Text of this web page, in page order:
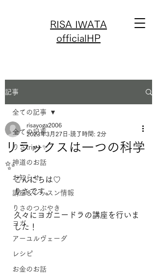
RISA IWATA
officialHP
記事
全ての記事
りさtrip✈️✨
神道のお話
お知らせ
講座＆レッスン情報
りさのつぶやき
ヨガ
アーユルヴェーダ
レシピ
お金のお話
全ての記事
リラックスは一つの科学
✨
risayoga2006
2023年3月27日 読了時間: 2分
こんにちは♡
りさです。
久々にヨガニードラの講座を行いま
した！